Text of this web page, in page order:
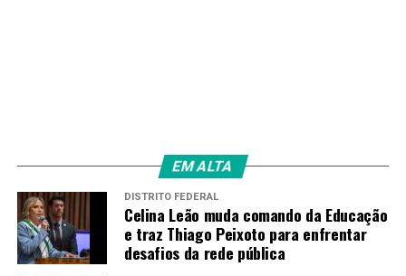
EM ALTA
DISTRITO FEDERAL
Celina Leão muda comando da Educação
e traz Thiago Peixoto para enfrentar
desafios da rede pública